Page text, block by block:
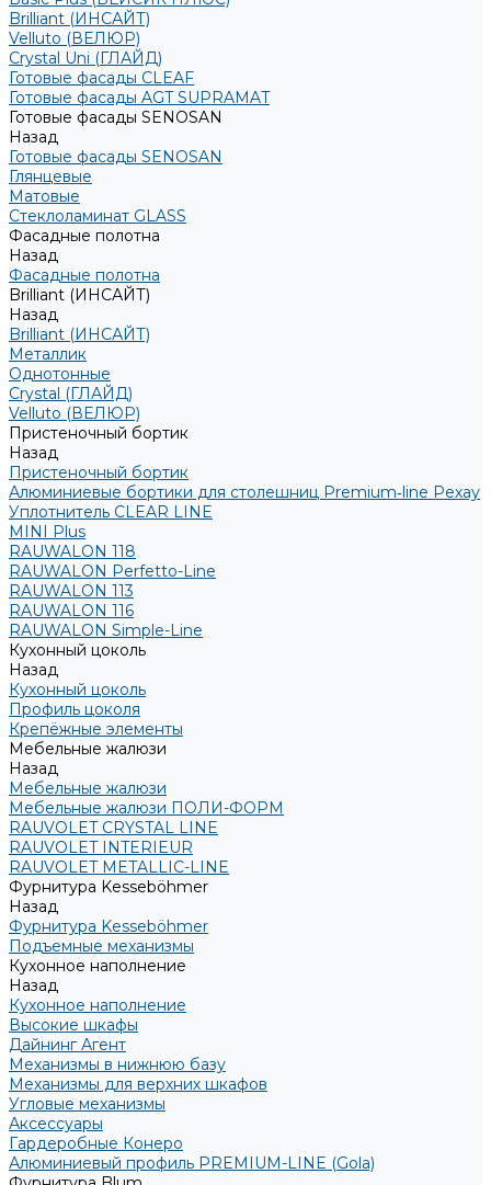
Brilliant (ИНСАЙТ)
Velluto (ВЕЛЮР)
Crystal Uni (ГЛАЙД)
Готовые фасады CLEAF
Готовые фасады AGT SUPRAMAT
Готовые фасады SENOSAN
Назад
Готовые фасады SENOSAN
Глянцевые
Матовые
Стеклоламинат GLASS
Фасадные полотна
Назад
Фасадные полотна
Brilliant (ИНСАЙТ)
Назад
Brilliant (ИНСАЙТ)
Металлик
Однотонные
Crystal (ГЛАЙД)
Velluto (ВЕЛЮР)
Пристеночный бортик
Назад
Пристеночный бортик
Алюминиевые бортики для столешниц Premium‑line Рехау
Уплотнитель CLEAR LINE
MINI Plus
RAUWALON 118
RAUWALON Perfetto-Line
RAUWALON 113
RAUWALON 116
RAUWALON Simple-Line
Кухонный цоколь
Назад
Кухонный цоколь
Профиль цоколя
Крепёжные элементы
Мебельные жалюзи
Назад
Мебельные жалюзи
Мебельные жалюзи ПОЛИ-ФОРМ
RAUVOLET CRYSTAL LINE
RAUVOLET INTERIEUR
RAUVOLET METALLIC-LINE
Фурнитура Kesseböhmer
Назад
Фурнитура Kesseböhmer
Подъемные механизмы
Кухонное наполнение
Назад
Кухонное наполнение
Высокие шкафы
Дайнинг Агент
Механизмы в нижнюю базу
Механизмы для верхних шкафов
Угловые механизмы
Аксессуары
Гардеробные Конеро
Алюминиевый профиль PREMIUM-LINE (Gola)